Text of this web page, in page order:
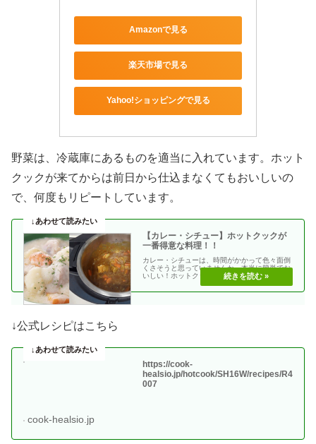
Amazonで見る
楽天市場で見る
Yahoo!ショッピングで見る
野菜は、冷蔵庫にあるものを適当に入れています。ホット
クックが来てからは前日から仕込まなくてもおいしいの
で、何度もリピートしています。
【カレー・シチュー】ホットクックが
一番得意な料理！！
カレー・シチューは、時間がかかって色々面倒
くさそうと思っていませんか。本当に簡単でお
いしい！ホットクックが一番得意な料理だと思
います。まぜ技・・
↓公式レシピはこちら
https://cook-
healsio.jp/hotcook/SH16W/recipes/R4
007
cook-healsio.jp